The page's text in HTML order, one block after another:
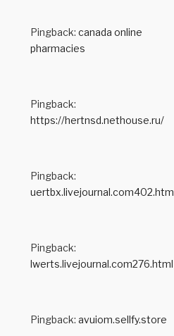
Pingback: canada online
pharmacies
Pingback:
https://hertnsd.nethouse.ru/
Pingback:
Pingback:
lwerts.livejournal.com276.html
Pingback: avuiom.sellfy.store